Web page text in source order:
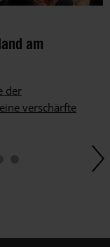
am
der
verschärfte